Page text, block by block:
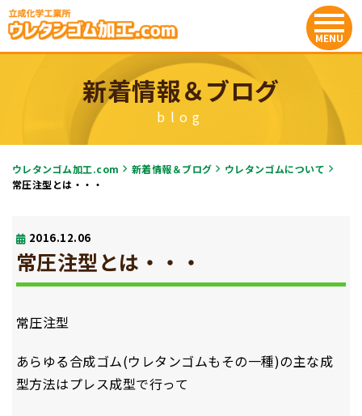
新着情報＆ブログ
blog
ウレタンゴム加工.com 新着情報＆ブログ
ウレタンゴムについて
常圧注型とは・・・
2016.12.06
常圧注型とは・・・
常圧注型
あらゆる合成ゴム(ウレタンゴムもその一種)の主な成
型方法はプレス成型で行って